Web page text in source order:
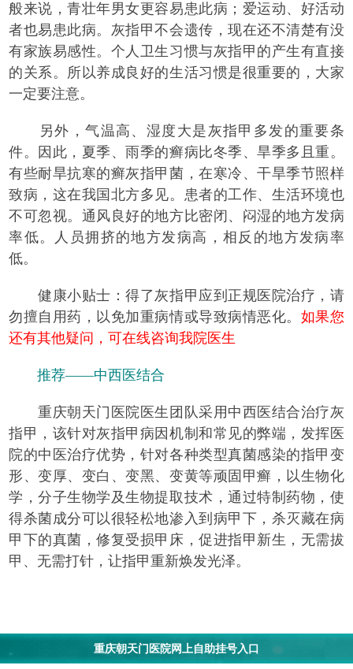
般来说，青壮年男女更容易患此病；爱运动、好活动
者也易患此病。灰指甲不会遗传，现在还不清楚有没
有家族易感性。个人卫生习惯与灰指甲的产生有直接
的关系。所以养成良好的生活习惯是很重要的，大家
一定要注意。
另外，气温高、湿度大是灰指甲多发的重要条
件。因此，夏季、雨季的癣病比冬季、旱季多且重。
有些耐旱抗寒的癣灰指甲菌，在寒冷、干旱季节照样
致病，这在我国北方多见。患者的工作、生活环境也
不可忽视。通风良好的地方比密闭、闷湿的地方发病
率低。人员拥挤的地方发病高，相反的地方发病率
低。
健康小贴士：得了灰指甲应到正规医院治疗，请
勿擅自用药，以免加重病情或导致病情恶化。 如果您
还有其他疑问，可在线咨询我院医生
推荐——中西医结合
重庆朝天门医院医生团队采用中西医结合治疗灰
指甲，该针对灰指甲病因机制和常见的弊端，发挥医
院的中医治疗优势，针对各种类型真菌感染的指甲变
形、变厚、变白、变黑、变黄等顽固甲癣，以生物化
学，分子生物学及生物提取技术，通过特制药物，使
得杀菌成分可以很轻松地渗入到病甲下，杀灭藏在病
甲下的真菌，修复受损甲床，促进指甲新生，无需拔
甲、无需打针，让指甲重新焕发光泽。
重庆朝天门医院网上自助挂号入口